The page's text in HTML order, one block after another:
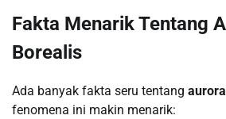
Fakta Menarik Tentang
Borealis
Ada banyak fakta seru tentang
fenomena ini makin menarik: